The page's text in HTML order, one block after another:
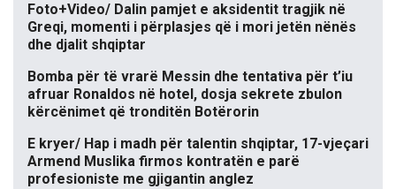
Foto+Video/ Dalin pamjet e aksidentit tragjik në
Greqi, momenti i përplasjes që i mori jetën nënës
dhe djalit shqiptar
Bomba për të vrarë Messin dhe tentativa për t’iu
afruar Ronaldos në hotel, dosja sekrete zbulon
kërcënimet që tronditën Botërorin
E kryer/ Hap i madh për talentin shqiptar, 17-vjeçari
Armend Muslika firmos kontratën e parë
profesioniste me gjigantin anglez